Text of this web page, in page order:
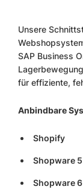
Unsere
SAP Business
für effiziente,
Anbindbare
Shopify
Shopware 5
Shopware 6